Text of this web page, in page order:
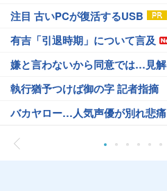
注目 古いPCが復活するUSB
有吉「引退時期」について言及
嫌と言わないから同意では…見解
執行猶予つけば御の字 記者指摘
バカヤロー…人気声優が別れ悲痛